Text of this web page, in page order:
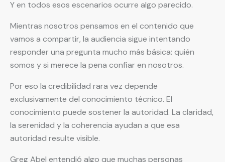
Y en todos esos escenarios ocurre algo parecido.
Mientras nosotros pensamos en el contenido que
vamos a compartir, la audiencia sigue intentando
responder una pregunta mucho más básica: quién
somos y si merece la pena confiar en nosotros.
Por eso la credibilidad rara vez depende
exclusivamente del conocimiento técnico. El
conocimiento puede sostener la autoridad. La claridad,
la serenidad y la coherencia ayudan a que esa
autoridad resulte visible.
Greg Abel entendió algo que muchas personas